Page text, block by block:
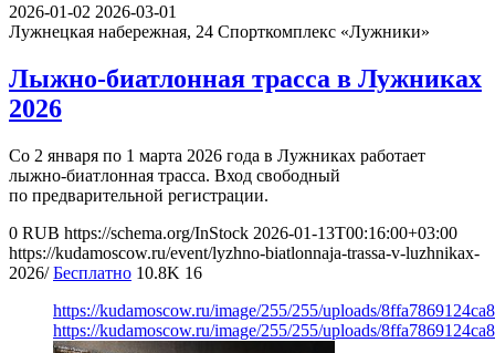
2026-01-02 2026-03-01
Лужнецкая набережная, 24 Спорткомплекс «Лужники»
Лыжно-биатлонная трасса в Лужниках
2026
Со 2 января по 1 марта 2026 года в Лужниках работает
лыжно-биатлонная трасса. Вход свободный
по предварительной регистрации.
0 RUB https://schema.org/InStock 2026-01-13T00:16:00+03:00
https://kudamoscow.ru/event/lyzhno-biatlonnaja-trassa-v-luzhnikax-
2026/ Бесплатно 10.8K 16
https://kudamoscow.ru/image/255/255/uploads/
https://kudamoscow.ru/image/255/255/uploads/